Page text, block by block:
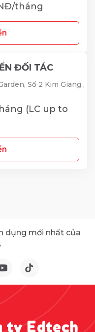
tháng
ĐỐI TÁC
Số 2 Kim Giang ,
(LC up to
dụng mới nhất của
Edtech